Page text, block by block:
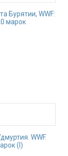
Бурятии, WWF:
марок
WWF.
(I)